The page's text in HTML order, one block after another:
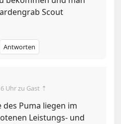
Scout
Antworten
Uhrzu Gast ⇡
Puma liegen im
Leistungs- und